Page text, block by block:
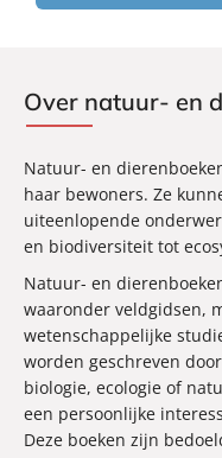
Over natuur- en
Natuur- en
haar bewoners. Ze
uiteenlopende
en biodiversiteit tot
Natuur- en
waaronder veldgidsen,
wetenschappelijke
worden geschreven
biologie, ecologie of
een persoonlijke
Deze boeken zijn